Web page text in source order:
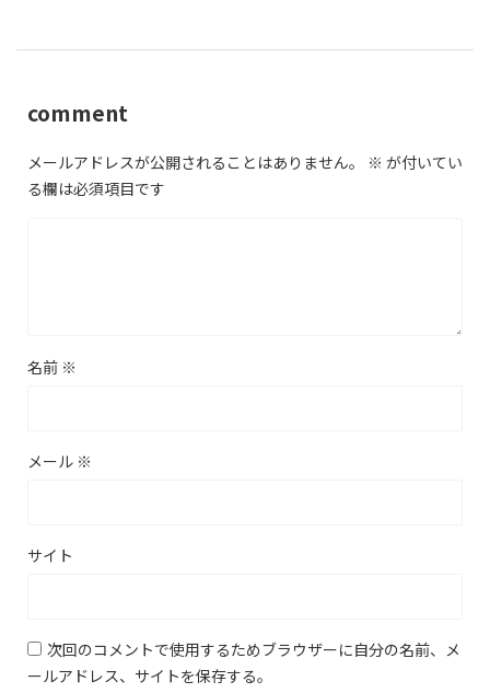
comment
メールアドレスが公開されることはありません。 ※ が付いてい
る欄は必須項目です
名前 ※
メール ※
サイト
次回のコメントで使用するためブラウザーに自分の名前、メ
ールアドレス、サイトを保存する。